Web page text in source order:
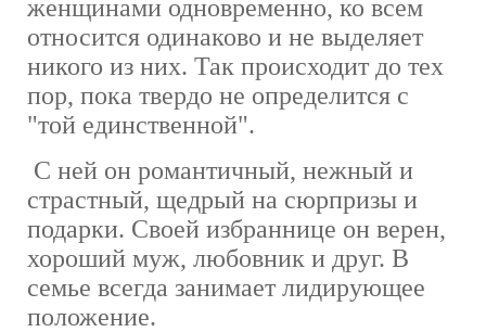
женщинами одновременно, ко всем
относится одинаково и не выделяет
никого из них. Так происходит до тех
пор, пока твердо не определится с
"той единственной".
С ней он романтичный, нежный и
страстный, щедрый на сюрпризы и
подарки. Своей избраннице он верен,
хороший муж, любовник и друг. В
семье всегда занимает лидирующее
положение.